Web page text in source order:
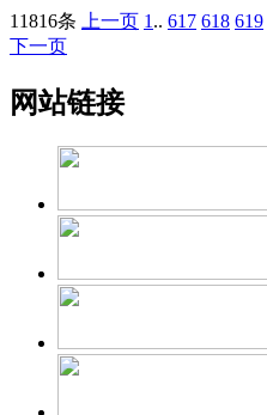
11816条 上一页 1 .. 617 618 619
下一页
网站链接